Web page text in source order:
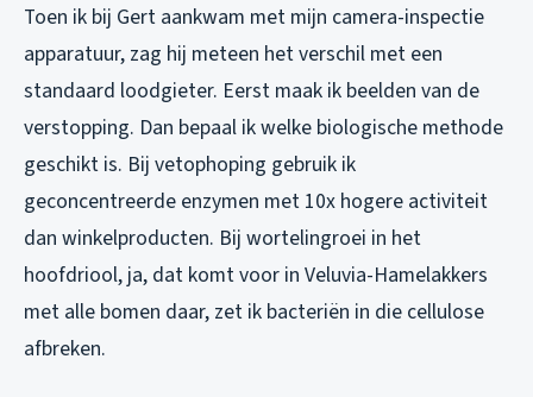
Toen ik bij Gert aankwam met mijn camera-inspectie
apparatuur, zag hij meteen het verschil met een
standaard loodgieter. Eerst maak ik beelden van de
verstopping. Dan bepaal ik welke biologische methode
geschikt is. Bij vetophoping gebruik ik
geconcentreerde enzymen met 10x hogere activiteit
dan winkelproducten. Bij wortelingroei in het
hoofdriool, ja, dat komt voor in Veluvia-Hamelakkers
met alle bomen daar, zet ik bacteriën in die cellulose
afbreken.